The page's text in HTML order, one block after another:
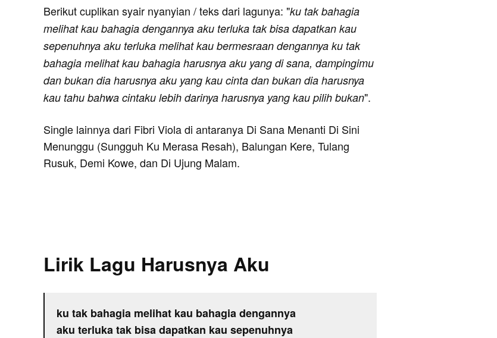
Berikut cuplikan syair nyanyian / teks dari lagunya: "ku tak bahagia
melihat kau bahagia dengannya aku terluka tak bisa dapatkan kau
sepenuhnya aku terluka melihat kau bermesraan dengannya ku tak
bahagia melihat kau bahagia harusnya aku yang di sana, dampingimu
dan bukan dia harusnya aku yang kau cinta dan bukan dia harusnya
kau tahu bahwa cintaku lebih darinya harusnya yang kau pilih bukan".
Single lainnya dari Fibri Viola di antaranya Di Sana Menanti Di Sini
Menunggu (Sungguh Ku Merasa Resah), Balungan Kere, Tulang
Rusuk, Demi Kowe, dan Di Ujung Malam.
Lirik Lagu Harusnya Aku
ku tak bahagia melihat kau bahagia dengannya
aku terluka tak bisa dapatkan kau sepenuhnya